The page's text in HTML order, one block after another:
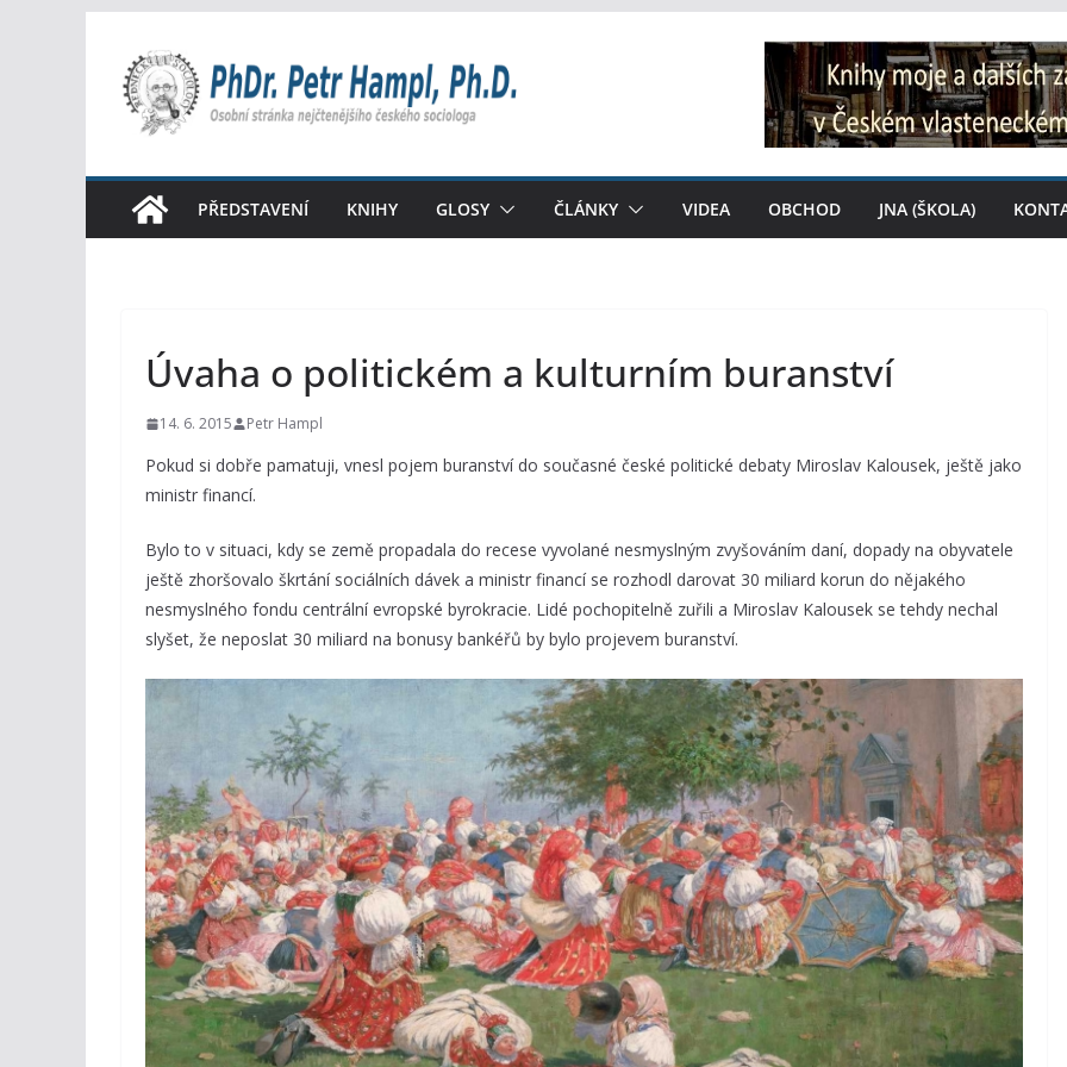
obsah
PŘEDSTAVENÍ KNIHY GLOSY ČLÁNKY VIDEA OBCHOD JNA (ŠKOLA)
Úvaha o politickém a kulturním buranství
14. 6. 2015 Petr Hampl
Pokud si dobře pamatuji, vnesl pojem buranství do současné české politické debaty Miroslav Kalousek, ještě jako
ministr financí.
Bylo to v situaci, kdy se země propadala do recese vyvolané nesmyslným zvyšováním daní, dopady na obyvatele
ještě zhoršovalo škrtání sociálních dávek a ministr financí se rozhodl darovat 30 miliard korun do nějakého
nesmyslného fondu centrální evropské byrokracie. Lidé pochopitelně zuřili a Miroslav Kalousek se tehdy nechal
slyšet, že neposlat 30 miliard na bonusy bankéřů by bylo projevem buranství.